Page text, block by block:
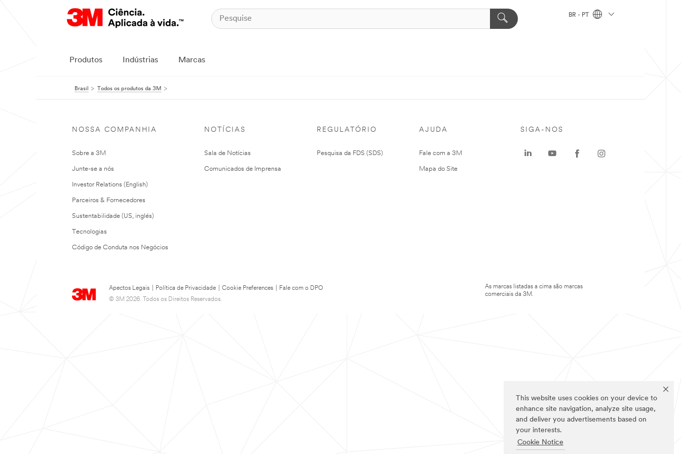
This website uses cookies on your device to
enhance site navigation, analyze site usage,
and deliver you advertisements based on
your interests.
Cookie Notice
BR - PT
Produtos Indústrias Marcas
Brasil Todos os produtos da 3M
NOSSA COMPANHIA
Sobre a 3M
Junte-se a nós
Investor Relations (English)
Parceiros & Fornecedores
Sustentabilidade (US, inglés)
Tecnologias
Código de Conduta nos Negócios
NOTÍCIAS
Sala de Notícias
Comunicados de Imprensa
REGULATÓRIO
Pesquisa da FDS (SDS)
AJUDA
Fale com a 3M
Mapa do Site
Apectos Legais Política de Privacidade Cookie Preferences
Fale com o DPO
© 3M 2026. Todos os Direitos Reservados.
SIGA-NOS
As marcas listadas a cima são marcas
comerciais da 3M.